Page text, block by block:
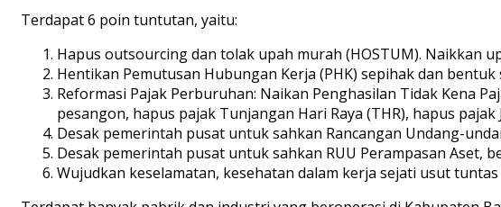
Terdapat 6 poin tuntutan, yaitu:
Hapus outsourcing dan tolak upah murah (HOSTUM). Naikkan
Hentikan Pemutusan Hubungan Kerja (PHK) sepihak dan
Reformasi Pajak Perburuhan: Naikan Penghasilan Tidak Kena
pesangon, hapus pajak Tunjangan Hari Raya (THR), hapus
Desak pemerintah pusat untuk sahkan Rancangan Undang-
Desak pemerintah pusat untuk sahkan RUU Perampasan Aset,
Wujudkan keselamatan, kesehatan dalam kerja sejati usut